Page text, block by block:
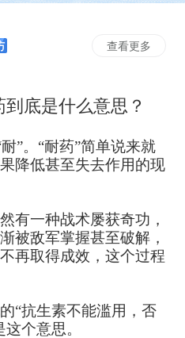
查看更多
底是什么意思？
”。“耐药”简单说来就
降低甚至失去作用的现
有一种战术屡获奇功，
被敌军掌握甚至破解，
再取得成效，这个过程
“抗生素不能滥用，否
个意思。